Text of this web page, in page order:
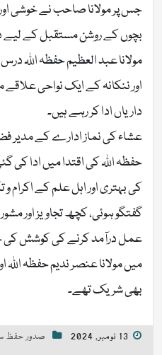
جس پر مولانا صاحب نے خوشی اور
بچوں کے روشن مستقبل کے لیے
مولانا عبد العظیم حفظہ اللہ
اور ننکانہ کے ایک نواحی
داریاں ادا کر رہے ہیں۔
عشاء کی نماز ادارے کے مدیر
حفظہ اللہ کی اقتدا میں ادا کی
کی بہتری اور اہل علم کے اکرام
گفتگو ہوئی، کچھ تجاویز اور
عمل درآمد کرنے کی کوشش
میں مولانا عنصر ندیم حفظہ اللہ
بھی شریک تھے۔
13 نومبر, 2024 صدور حفظ